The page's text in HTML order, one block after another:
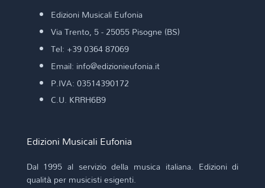
Edizioni Musicali Eufonia
Via Trento, 5 - 25055 Pisogne (BS)
Tel: +39 0364 87069
Email: info@edizionieufonia.it
P.IVA: 03514390172
C.U. KRRH6B9
Edizioni Musicali Eufonia
Dal 1995 al servizio della musica italiana. Edizioni di
qualità per musicisti esigenti.